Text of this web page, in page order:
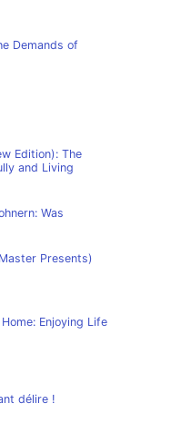
Demands of
Edition): The
and Living
Was
Presents)
Enjoying Life
délire !